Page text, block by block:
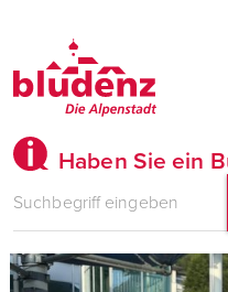
Haben Sie ein